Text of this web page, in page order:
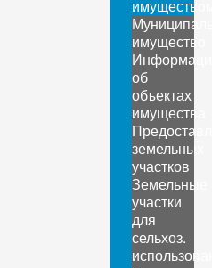
имущество
об
объектах
имущества
земельных
участков
Земельные
участки
для
сельхоз.